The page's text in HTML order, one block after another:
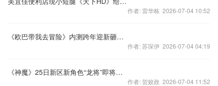
作者: 雷华栋 2026-07-04 10:52
《欧巴带我去冒险》内测跨年迎新砸金蛋活动
作者: 苏琛伊 2026-07-04 04:19
《神魔》25日新区新角色“龙将”即将破势而出
作者: 贺姣政 2026-07-04 11:52